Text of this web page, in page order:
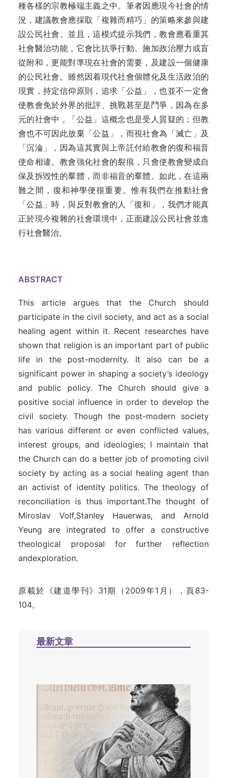
種各樣的宗教極端主義之中。筆者因應現今社會的情
況，建議教會應採取「複雜而精巧」的策略來參與建
設公民社會。並且，這模式提示我們，教會應看重其
社會醫治功能，它會比抗爭行動、施加政治壓力或盲
從附和，更能對準現在社會的需要，及建設一個健康
的公民社會。雖然因着現代社會個體化及生活政治的
現實，持定信仰原則，追求「公益」，也並不一定會
使教會免於外界的批評、挑戰甚至是鬥爭，因為在多
元的社會中，「公益」這概念也是受人質疑的；但教
會也不可因此放棄「公益」，而視社會為「滅亡」及
「沉淪」，因為這其實與上帝託付給教會的復和福音
使命相違。教會強化社會的裂痕，只會使教會變成自
保及拆毀性的羣體，而非福音的羣體。如此，在這兩
難之間，復和神學便很重要。惟有我們在推動社會
「公益」時，與反對教會的人「復和」，我們才能真
正於現今複雜的社會環境中，正面建設公民社會並進
行社會醫治。
ABSTRACT
This article argues that the Church should
participate in the civil society, and act as a social
healing agent within it. Recent researches have
shown that religion is an important part of public
life in the post-modernity. It also can be a
significant power in shaping a society’s ideology
and public policy. The Church should give a
positive social influence in order to develop the
civil society. Though the post-modern society
has various different or even conflicted values,
interest groups, and ideologies; I maintain that
the Church can do a better job of promoting civil
society by acting as a social healing agent than
an activist of identity politics. The theology of
reconciliation is thus important.The thought of
Miroslav Volf,Stanley Hauerwas, and Arnold
Yeung are integrated to offer a constructive
theological proposal for further reflection
andexploration.
原載於《建道學刊》31期（2009年1月），頁83-
104。
最新文章